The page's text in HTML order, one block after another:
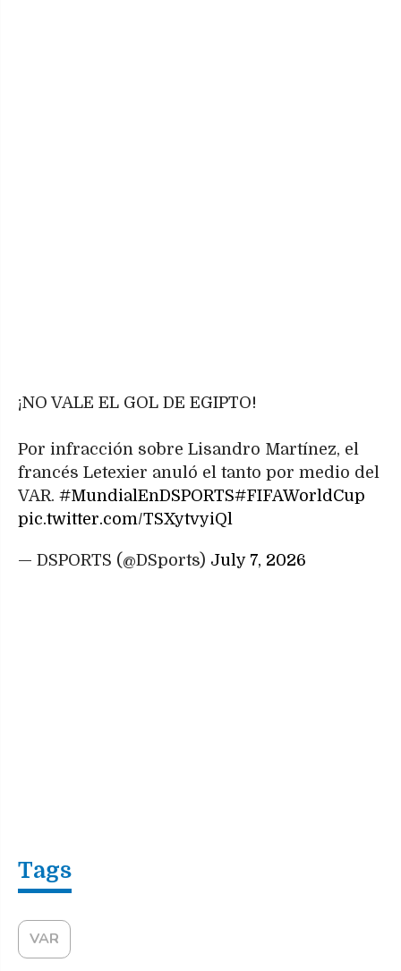
¡NO VALE EL GOL DE EGIPTO!
Por infracción sobre Lisandro Martínez, el
francés Letexier anuló el tanto por medio del
VAR. #MundialEnDSPORTS#FIFAWorldCup
pic.twitter.com/TSXytvyiQl
— DSPORTS (@DSports) July 7, 2026
VAR